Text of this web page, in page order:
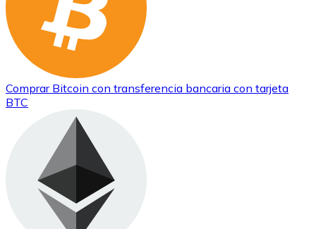
Comprar Bitcoin con transferencia bancaria con tarjeta
BTC